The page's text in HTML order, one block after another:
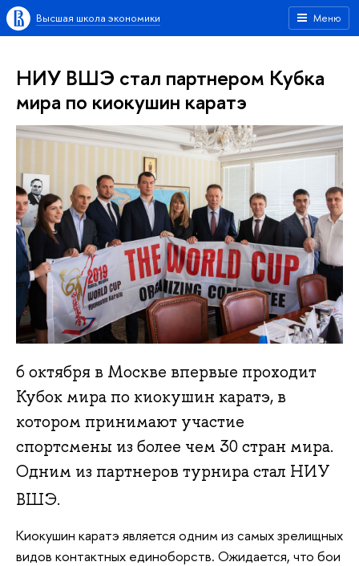
Меню
Высшая школа экономики
НИУ ВШЭ стал партнером Кубка
мира по киокушин каратэ
6 октября в Москве впервые проходит
Кубок мира по киокушин каратэ, в
котором принимают участие
спортсмены из более чем 30 стран мира.
Одним из партнеров турнира стал НИУ
ВШЭ.
Киокушин каратэ является одним из самых зрелищных
видов контактных единоборств. Ожидается, что бои